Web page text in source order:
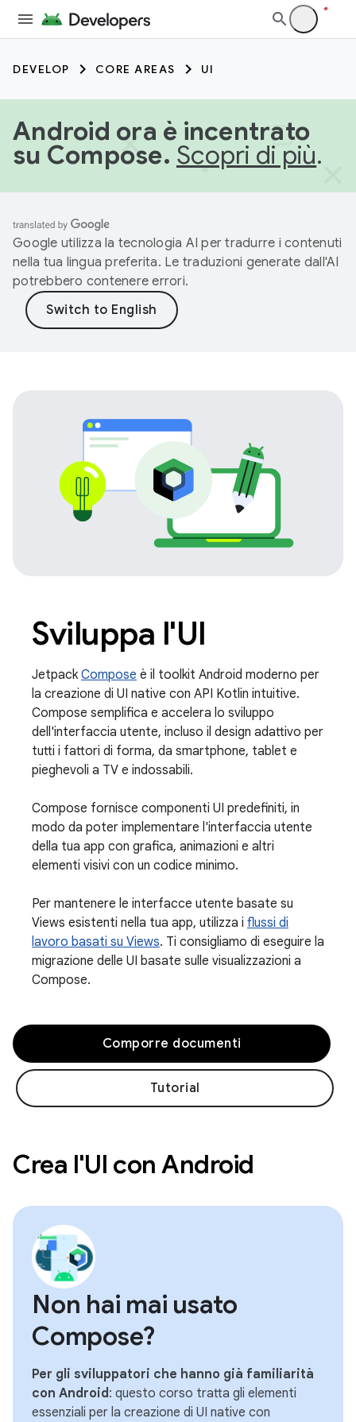
DEVELOP CORE AREAS UI
Android ora è incentrato
su Compose. Scopri di più.
Google utilizza la tecnologia AI per tradurre i contenuti
nella tua lingua preferita. Le traduzioni generate dall'AI
potrebbero contenere errori.
Sviluppa l'UI
Jetpack Compose è il toolkit Android moderno per
la creazione di UI native con API Kotlin intuitive.
Compose semplifica e accelera lo sviluppo
dell'interfaccia utente, incluso il design adattivo per
tutti i fattori di forma, da smartphone, tablet e
pieghevoli a TV e indossabili.
Compose fornisce componenti UI predefiniti, in
modo da poter implementare l'interfaccia utente
della tua app con grafica, animazioni e altri
elementi visivi con un codice minimo.
Per mantenere le interfacce utente basate su
Views esistenti nella tua app, utilizza i flussi di
lavoro basati su Views. Ti consigliamo di eseguire la
migrazione delle UI basate sulle visualizzazioni a
Compose.
Comporre documenti
Tutorial
Crea l'UI con Android
Non hai mai usato
Compose?
Per gli sviluppatori che hanno già familiarità
con Android: questo corso tratta gli elementi
essenziali per la creazione di UI native con